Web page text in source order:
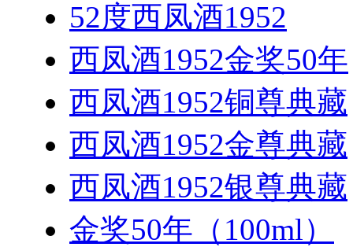
52度西凤酒1952
西凤酒1952金奖50年
西凤酒1952铜尊典藏
西凤酒1952金尊典藏
西凤酒1952银尊典藏
金奖50年（100ml）